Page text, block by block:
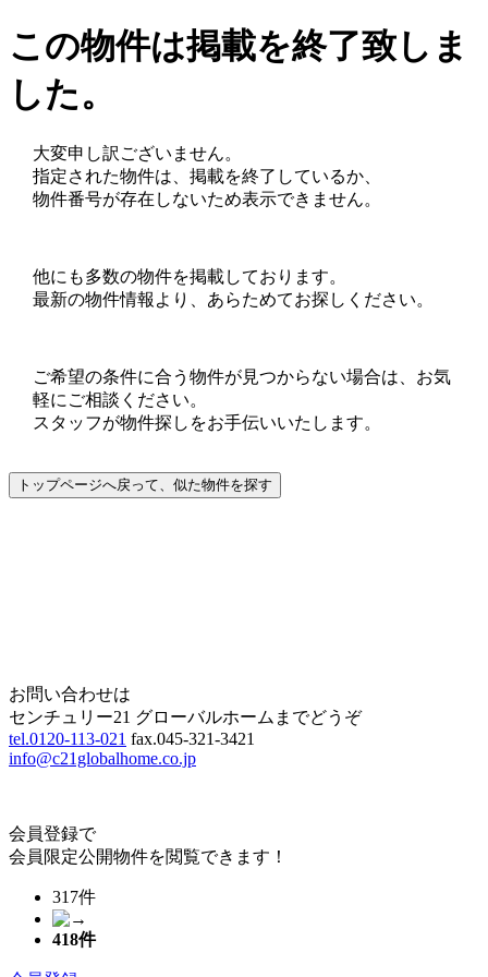
この物件は掲載を終了致しま
した。
大変申し訳ございません。
指定された物件は、掲載を終了しているか、
物件番号が存在しないため表示できません。
他にも多数の物件を掲載しております。
最新の物件情報より、あらためてお探しください。
ご希望の条件に合う物件が見つからない場合は、お気
軽にご相談ください。
スタッフが物件探しをお手伝いいたします。
お問い合わせは
センチュリー21 グローバルホームまでどうぞ
tel.0120-113-021 fax.045-321-3421
info@c21globalhome.co.jp
会員登録で
会員限定公開物件を閲覧できます！
317件
418件